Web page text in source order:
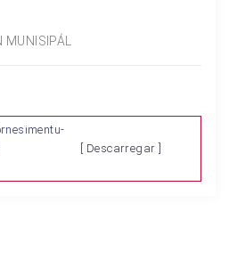
[ Descarregar ]